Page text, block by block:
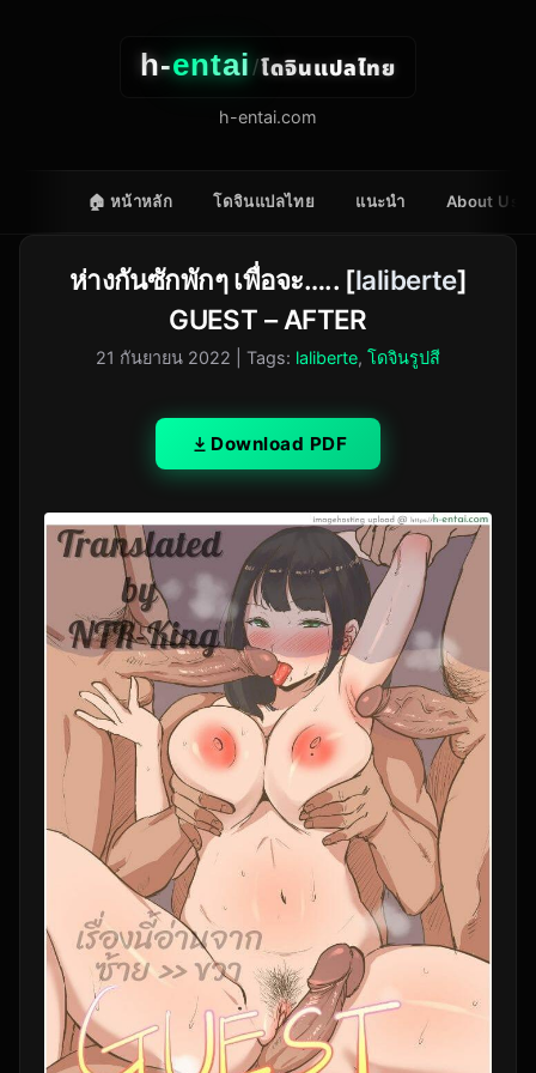
h-entai/โดจินแปลไทย
h-entai.com
🏠 หน้าหลัก โดจินแปลไทย แนะนำ About Us
ห่างกันซักพักๆ เพื่อจะ….. [laliberte]
GUEST – AFTER
21 กันยายน 2022 | Tags: laliberte, โดจินรูปสี
Download PDF